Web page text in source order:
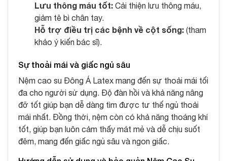
Lưu thông máu tốt: Cải thiện lưu thông máu,
giảm tê bì chân tay.
Hỗ trợ điều trị các bệnh về cột sống: (tham
khảo ý kiến bác sĩ).
Sự thoải mái và giấc ngủ sâu
Nệm cao su Đông Á Latex mang đến sự thoải mái tối
đa cho người sử dụng. Độ đàn hồi và khả năng nâng
đỡ tốt giúp bạn dễ dàng tìm được tư thế ngủ thoải
mái nhất. Đồng thời, nệm còn có khả năng thoáng khí
tốt, giúp bạn luôn cảm thấy mát mẻ và dễ chịu suốt
đêm, mang đến giấc ngủ sâu và ngon giấc.